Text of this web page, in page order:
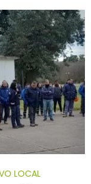
LOCAL